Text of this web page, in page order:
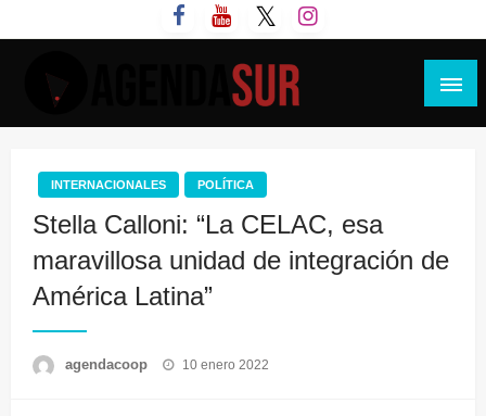
al
INTERNACIONALES POLÍTICA
Stella Calloni: “La CELAC, esa
maravillosa unidad de integración de
América Latina”
agendacoop
Publicado
10 enero 2022